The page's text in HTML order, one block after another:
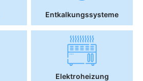
Entkalkungssysteme
Elektroheizung